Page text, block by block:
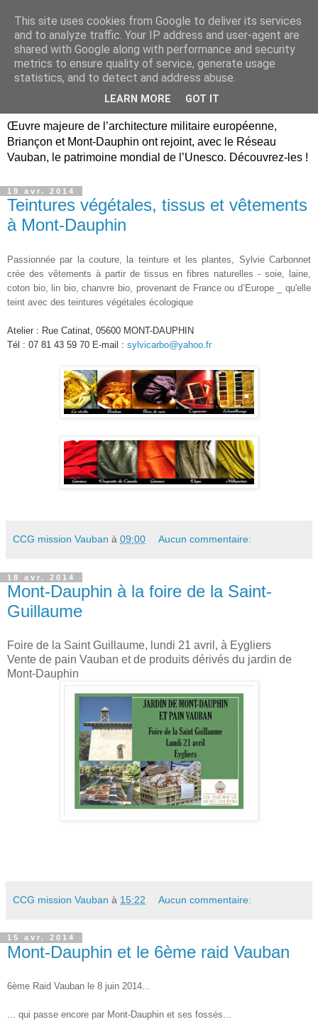
Briançon, Mont-Dauphin,
Vauban Unesco Hautes-
Œuvre majeure de l’architecture militaire européenne,
Briançon et Mont-Dauphin ont rejoint, avec le Réseau
Vauban, le patrimoine mondial de l’Unesco. Découvrez-les !
19 avr. 2014
Teintures végétales, tissus et vêtements
à Mont-Dauphin
Passionnée par la couture, la teinture et les plantes, Sylvie Carbonnet
crée des vêtements à partir de tissus en fibres naturelles - soie, laine,
coton bio, lin bio, chanvre bio, provenant de France ou d’Europe _ qu'elle
teint avec des teintures végétales écologique
Atelier : Rue Catinat, 05600 MONT-DAUPHIN
Tél : 07 81 43 59 70 E-mail : sylvicarbo@yahoo.fr
CCG mission Vauban à 09:00 Aucun commentaire:
18 avr. 2014
Mont-Dauphin à la foire de la Saint-
Guillaume
Foire de la Saint Guillaume, lundi 21 avril, à Eygliers
Vente de pain Vauban et de produits dérivés du jardin de
Mont-Dauphin
CCG mission Vauban à 15:22 Aucun commentaire:
15 avr. 2014
Mont-Dauphin et le 6ème raid Vauban
6ème Raid Vauban le 8 juin 2014...
... qui passe encore par Mont-Dauphin et ses fossés...
This site uses cookies from Google to deliver its services
and to analyze traffic. Your IP address and user-agent are
shared with Google along with performance and security
metrics to ensure quality of service, generate usage
statistics, and to detect and address abuse.
LEARN MORE GOT IT